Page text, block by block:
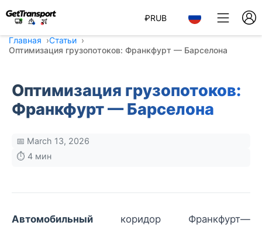
₽RUB
Главная
Статьи
Оптимизация грузопотоков: Франкфурт — Барселона
Оптимизация грузопотоков:
Франкфурт — Барселона
📅 March 13, 2026
⏱️ 4 мин
Автомобильный коридор Франкфурт—